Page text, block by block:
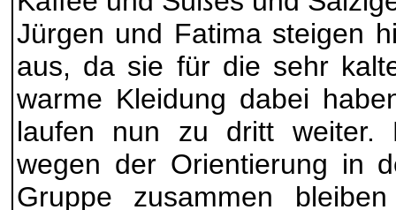
Jürgen und Fatima steigen
aus, da sie für die sehr
warme Kleidung dabei
laufen nun zu dritt weiter.
wegen der Orientierung in
Gruppe zusammen